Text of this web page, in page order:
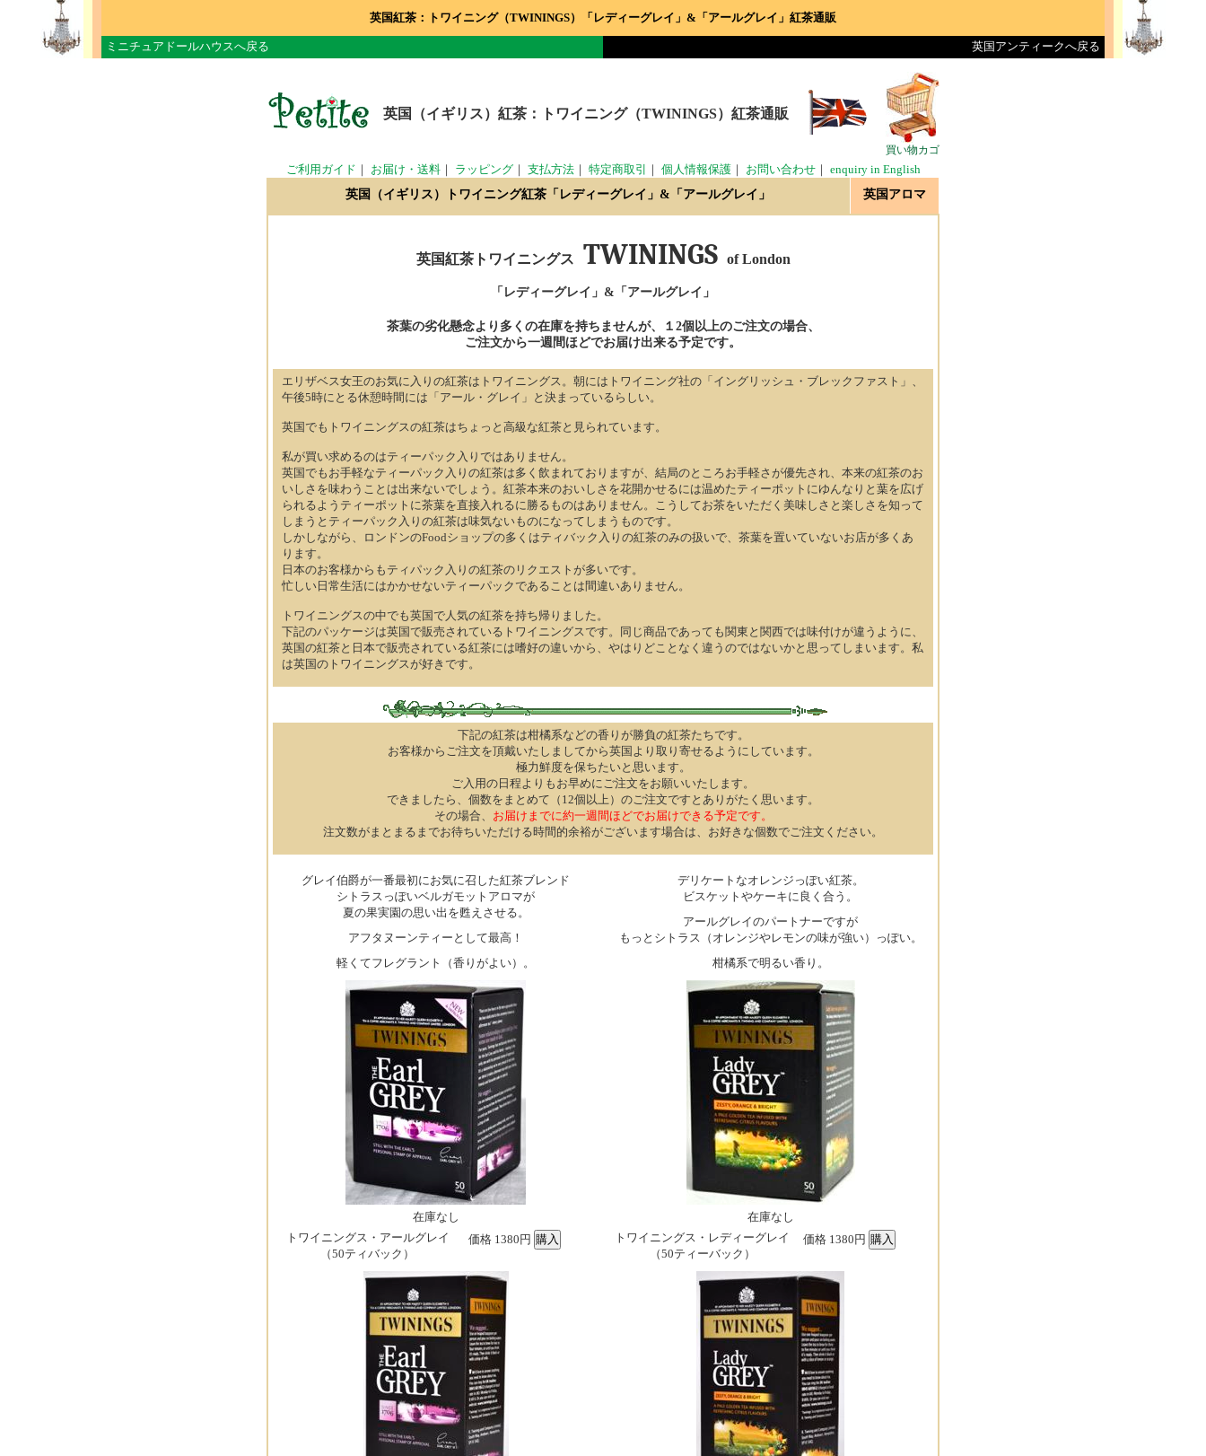
英国紅茶：トワイニング（TWININGS）「レディーグレイ」&「アールグレイ」紅茶通販
ミニチュアドールハウスへ戻る 英国アンティークへ戻る
英国（イギリス）紅茶：トワイニング（TWININGS）紅茶通販
買い物カゴ
ご利用ガイド ｜ お届け・送料｜ ラッピング｜ 支払方法｜ 特定商取引 ｜ 個人情報保護｜ お問い合わせ｜ enquiry in English
英国（イギリス）トワイニング紅茶「レディーグレイ」&「アールグレイ」
英国アロマ
英国紅茶トワイニングス TWININGS of London
「レディーグレイ」&「アールグレイ」
茶葉の劣化懸念より多くの在庫を持ちませんが、１2個以上のご注文の場合、
ご注文から一週間ほどでお届け出来る予定です。
エリザベス女王のお気に入りの紅茶はトワイニングス。朝にはトワイニング社の「イングリッシュ・ブレックファスト」、
午後5時にとる休憩時間には「アール・グレイ」と決まっているらしい。
英国でもトワイニングスの紅茶はちょっと高級な紅茶と見られています。
私が買い求めるのはティーパック入りではありません。
英国でもお手軽なティーパック入りの紅茶は多く飲まれておりますが、結局のところお手軽さが優先され、本来の紅茶のお
いしさを味わうことは出来ないでしょう。紅茶本来のおいしさを花開かせるには温めたティーポットにゆんなりと葉を広げ
られるようティーポットに茶葉を直接入れるに勝るものはありません。こうしてお茶をいただく美味しさと楽しさを知って
しまうとティーパック入りの紅茶は味気ないものになってしまうものです。
しかしながら、ロンドンのFoodショップの多くはティバック入りの紅茶のみの扱いで、茶葉を置いていないお店が多くあ
ります。
日本のお客様からもティパック入りの紅茶のリクエストが多いです。
忙しい日常生活にはかかせないティーパックであることは間違いありません。
トワイニングスの中でも英国で人気の紅茶を持ち帰りました。
下記のパッケージは英国で販売されているトワイニングスです。同じ商品であっても関東と関西では味付けが違うように、
英国の紅茶と日本で販売されている紅茶には嗜好の違いから、やはりどことなく違うのではないかと思ってしまいます。私
は英国のトワイニングスが好きです。
下記の紅茶は柑橘系などの香りが勝負の紅茶たちです。
お客様からご注文を頂戴いたしましてから英国より取り寄せるようにしています。
極力鮮度を保ちたいと思います。
ご入用の日程よりもお早めにご注文をお願いいたします。
できましたら、個数をまとめて（12個以上）のご注文ですとありがたく思います。
その場合、 お届けまでに約一週間ほどでお届けできる予定です。
注文数がまとまるまでお待ちいただける時間的余裕がございます場合は、お好きな個数でご注文ください。
グレイ伯爵が一番最初にお気に召した紅茶ブレンド
シトラスっぽいベルガモットアロマが
夏の果実園の思い出を甦えさせる。
アフタヌーンティーとして最高！
軽くてフレグラント（香りがよい）。
在庫なし
トワイニングス・アールグレイ
（50ティバック）
価格 1380円
デリケートなオレンジっぽい紅茶。
ビスケットやケーキに良く合う。
アールグレイのパートナーですが
もっとシトラス（オレンジやレモンの味が強い）っぽい。
柑橘系で明るい香り。
在庫なし
トワイニングス・レディーグレイ
（50ティーバック）
価格 1380円